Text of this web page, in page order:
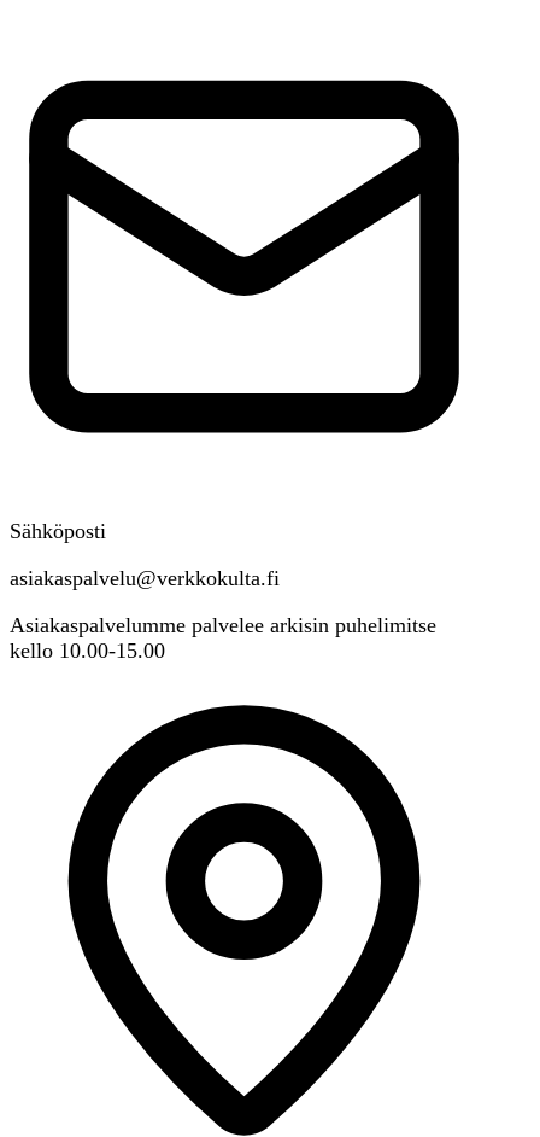
Sähköposti
asiakaspalvelu@verkkokulta.fi
Asiakaspalvelumme palvelee arkisin puhelimitse
kello 10.00-15.00